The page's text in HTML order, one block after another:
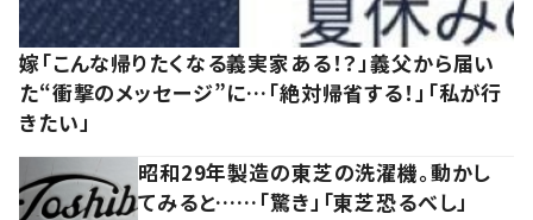
嫁「こんな帰りたくなる義実家ある！？」義父から届い
た“衝撃のメッセージ”に…「絶対帰省する！」「私が行
きたい」
昭和29年製造の東芝の洗濯機。動かし
てみると……「驚き」「東芝恐るべし」